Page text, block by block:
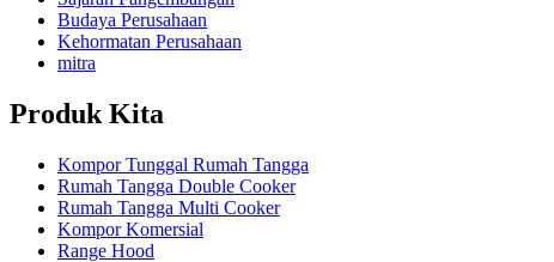
Budaya Perusahaan
Kehormatan Perusahaan
mitra
Produk Kita
Kompor Tunggal Rumah Tangga
Rumah Tangga Double Cooker
Rumah Tangga Multi Cooker
Kompor Komersial
Range Hood